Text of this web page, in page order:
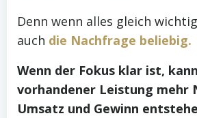
Denn wenn alles gleich
auch die Nachfrage beliebig.
Wenn der Fokus klar ist,
vorhandener Leistung mehr
Umsatz und Gewinn